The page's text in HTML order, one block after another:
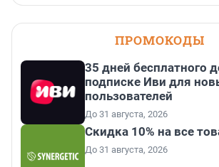
ПРОМОКОДЫ
35 дней бесплатного
подписке Иви для
пользователей
До 31 августа, 2026
Скидка 10% на все
До 31 августа, 2026